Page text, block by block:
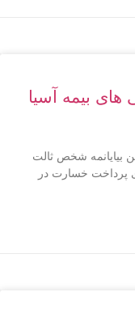
بیمه آسیا
بیایانمه شخص ثالت
پرداخت خسارت در